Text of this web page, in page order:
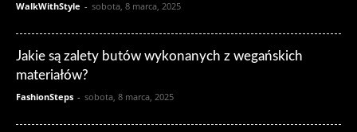
WalkWithStyle - sobota, 8 marca, 2025
Jakie są zalety butów wykonanych z wegańskich
materiałów?
FashionSteps - sobota, 8 marca, 2025